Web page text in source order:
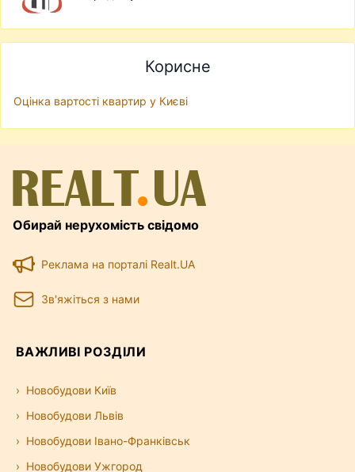
Корисне
Оцінка вартості квартир у Києві
Обирай нерухомість свідомо
Реклама на порталі Realt.UA
Зв'яжіться з нами
ВАЖЛИВІ РОЗДІЛИ
Новобудови Київ
Новобудови Львів
Новобудови Івано-Франківськ
Новобудови Ужгород